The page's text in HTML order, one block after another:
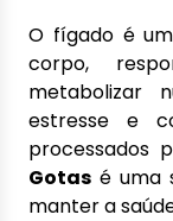
O fígado é
corpo,
metabolizar
estresse e
processados
Gotas é uma
manter a